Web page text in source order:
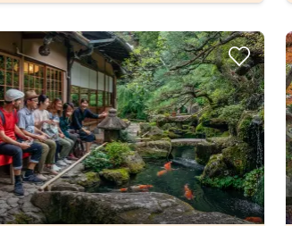
Kies jouw favoriete local